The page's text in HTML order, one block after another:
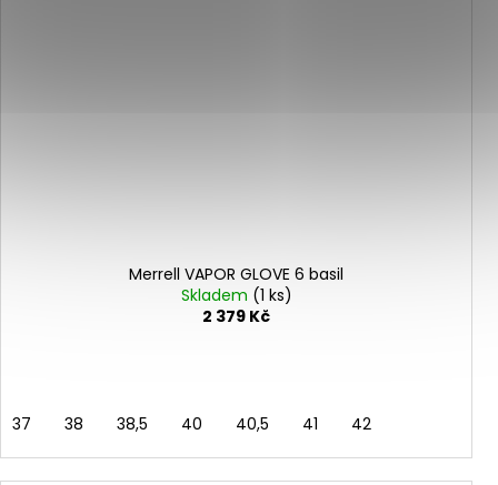
Merrell VAPOR GLOVE 6 basil
Skladem (1 ks)
2 379 Kč
37 38 38,5 40 40,5 41 42